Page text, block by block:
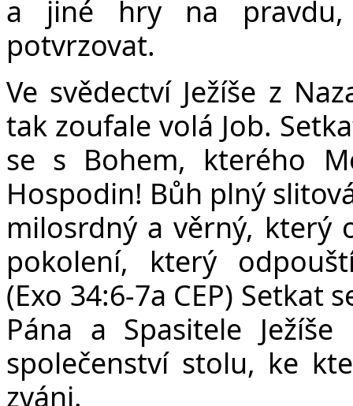
a jiné hry na pravdu,
potvrzovat.
Ve svědectví Ježíše z
tak zoufale volá Job.
se s Bohem, kterého
Hospodin! Bůh plný
milosrdný a věrný, který
pokolení, který
(Exo 34:6-7a CEP) Setkat
Pána a Spasitele
společenství stolu, ke
zváni.